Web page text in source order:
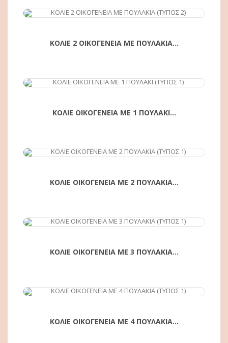
ΑΓΟΡΆ
ΚΟΛΙΕ 2 ΟΙΚΟΓΕΝΕΙΑ ΜΕ ΠΟΥΛΑΚΙΑ...
ΑΓΟΡΆ
ΚΟΛΙΕ ΟΙΚΟΓΕΝΕΙΑ ΜΕ 1 ΠΟΥΛΑΚΙ...
ΑΓΟΡΆ
ΚΟΛΙΕ ΟΙΚΟΓΕΝΕΙΑ ΜΕ 2 ΠΟΥΛΑΚΙΑ...
ΑΓΟΡΆ
ΚΟΛΙΕ ΟΙΚΟΓΕΝΕΙΑ ΜΕ 3 ΠΟΥΛΑΚΙΑ...
ΑΓΟΡΆ
ΚΟΛΙΕ ΟΙΚΟΓΕΝΕΙΑ ΜΕ 4 ΠΟΥΛΑΚΙΑ...